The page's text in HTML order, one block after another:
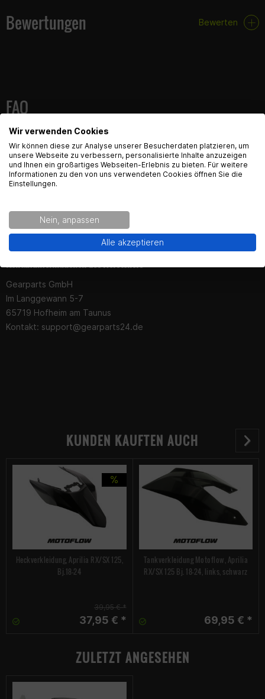
Lieferumfang:
Bewertungen Bewerten
FAQ
Hier findest du die häufigsten Fragen und die dazugehörigen
Antworten zu diesem Artikel.
Produktsicherheit
Kontaktinformationen des Herstellers:
Gearparts GmbH
Im Langgewann 5-7
65719 Hofheim am Taunus
Kontakt: support@gearparts24.de
KUNDEN KAUFTEN AUCH
Heckverkleidung, Aprilia RX/SX 125,
Bj.18-24
39,95 € *
37,95 € *
Tankverkleidung Motoflow, Aprilia
RX/SX 125 Bj. 18-24, links, schwarz
69,95 € *
ZULETZT ANGESEHEN
English Language recognized
Hey! Our Shop recognized that you are from USA.
Would you like to see the english Version of Radical
No thanks.
Wir verwenden Cookies
Wir können diese zur Analyse unserer Besucherdaten platzieren, um
unsere Webseite zu verbessern, personalisierte Inhalte anzuzeigen
und Ihnen ein großartiges Webseiten-Erlebnis zu bieten. Für weitere
Informationen zu den von uns verwendeten Cookies öffnen Sie die
Einstellungen.
Nein, anpassen
Alle akzeptieren